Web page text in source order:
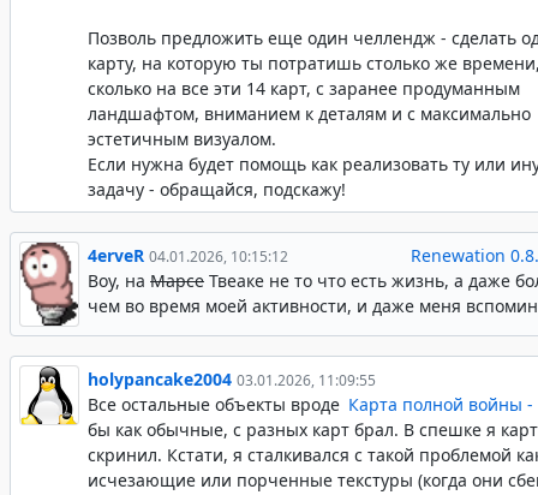
Позволь предложить еще один челлендж - сделать
карту, на которую ты потратишь столько же
сколько на все эти 14 карт, с заранее продуманным
ландшафтом, вниманием к деталям и с максимально
эстетичным визуалом.
Если нужна будет помощь как реализовать ту или
задачу - обращайся, подскажу!
4erveR 04.01.2026, 10:15:12
Renewation
Воу, на Марсе Твеаке не то что есть жизнь, а даже
чем во время моей активности, и даже меня
holypancake2004 03.01.2026, 11:09:55
Карта полной войны -
Все остальные объекты вроде
бы как обычные, с разных карт брал. В спешке я
скринил. Кстати, я сталкивался с такой проблемой
исчезающие или порченные текстуры (когда они